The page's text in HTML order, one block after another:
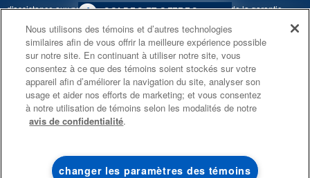
d'assistance aux propriétaires, sous réserve des conditions de la garantie
limitée du fabricant. Pour plus d'informations, veuillez consulter les sites Web
de nos différentes marques sous la rubrique « Service et assistance » ou
appeler le 1-800-807-6777. Pour InSinkErator, appelez le 1-800-561-1700.
Ce marchand en ligne est situé au 200-6750, avenue Century, Mississauga
(Ontario) L5N 0B7. ®/TM © 2026 Maytag. Tous droits réservés.
Communiquez avec nous
4 SOLDES ET OFFRES
PROMOTION DES
ENSEMBLES DE CUISINE
Finit le 8/26/26
ÉCONOMISEZ JUSQU’À 300 $*
à l’achat de plusieurs électroménagers de
cuisine admissibles Maytag®
MAGASINEZ
ACTUELLEMENT
DISPONIBLE
CENTRE DE
MAGASINEZ
Nous utilisons des témoins et d’autres technologies
similaires afin de vous offrir la meilleure expérience possible
sur notre site. En continuant à utiliser notre site, vous
consentez à ce que des témoins soient stockés sur votre
appareil afin d’améliorer la navigation du site, analyser son
usage et aider nos efforts de marketing; et vous consentez
à notre utilisation de témoins selon les modalités de notre
avis de confidentialité.
changer les paramètres des témoins